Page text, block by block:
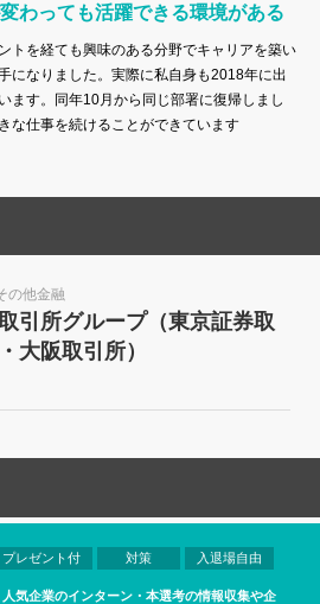
わっても活躍できる環境がある
トを経ても興味のある分野でキャリアを築い
になりました。実際に私自身も2018年に出
ます。同年10月から同じ部署に復帰しまし
な仕事を続けることができています
の他金融
引所グループ（東京証券取
大阪取引所）
プレゼント付 対策 入退場自由
気企業のインターン・本選考の情報収集や企